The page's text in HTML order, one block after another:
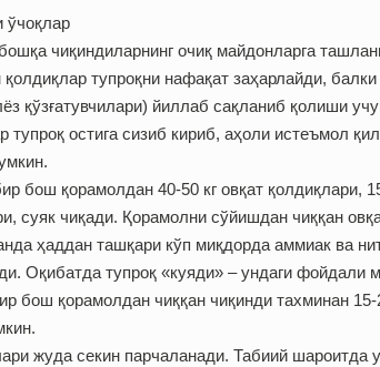
ўчоқлар
чиқиндиларнинг очиқ майдонларга
қолдиқлар тупроқни нафақат заҳарлайди,
қўзғатувчилари) йиллаб сақланиб қолиши
остига сизиб кириб, аҳоли истеъмол
бош қорамолдан 40-50 кг овқат қолдиқлари,
суяк чиқади. Қорамолни сўйишдан чиққан
ҳаддан ташқари кўп миқдорда аммиак ва
Оқибатда тупроқ «куяди» – ундаги фойдали
бош қорамолдан чиққан чиқинди тахминан
жуда секин парчаланади. Табиий шароитда